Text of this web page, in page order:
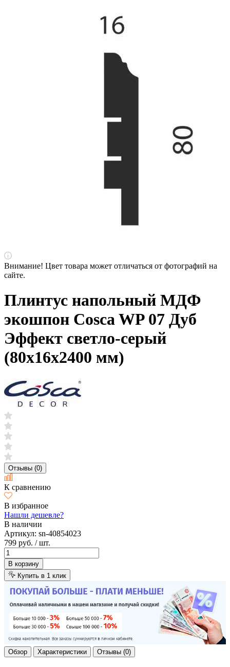
Внимание! Цвет товара может отличаться от фотографий на
сайте.
Плинтус напольный МДФ
экошпон Cosca WP 07 Дуб
Эффект светло-серый
(80х16х2400 мм)
Отзывы (0)
К сравнению
В избранное
Нашли дешевле?
В наличии
Артикул: sn-40854023
799 руб. / шт.
В корзину
Купить в 1 клик
Обзор Характеристики Отзывы (0)